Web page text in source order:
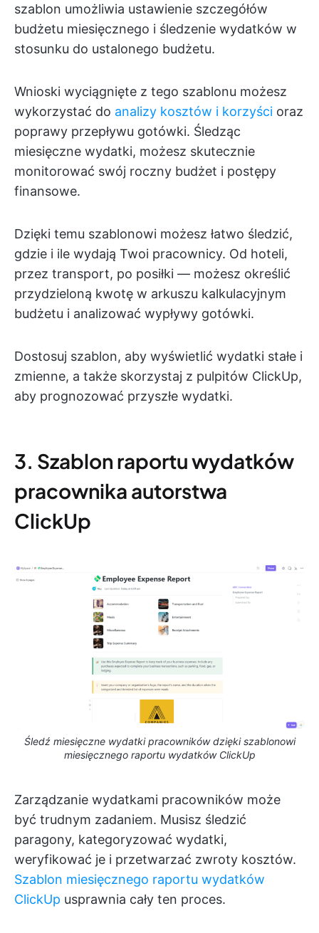
szablon umożliwia ustawienie szczegółów
budżetu miesięcznego i śledzenie wydatków w
stosunku do ustalonego budżetu.
Wnioski wyciągnięte z tego szablonu możesz
wykorzystać do analizy kosztów i korzyści oraz
poprawy przepływu gotówki. Śledząc
miesięczne wydatki, możesz skutecznie
monitorować swój roczny budżet i postępy
finansowe.
Dzięki temu szablonowi możesz łatwo śledzić,
gdzie i ile wydają Twoi pracownicy. Od hoteli,
przez transport, po posiłki — możesz określić
przydzieloną kwotę w arkuszu kalkulacyjnym
budżetu i analizować wypływy gotówki.
Dostosuj szablon, aby wyświetlić wydatki stałe i
zmienne, a także skorzystaj z pulpitów ClickUp,
aby prognozować przyszłe wydatki.
3. Szablon raportu wydatków
pracownika autorstwa
ClickUp
Śledź miesięczne wydatki pracowników dzięki szablonowi
miesięcznego raportu wydatków ClickUp
Zarządzanie wydatkami pracowników może
być trudnym zadaniem. Musisz śledzić
paragony, kategoryzować wydatki,
weryfikować je i przetwarzać zwroty kosztów.
Szablon miesięcznego raportu wydatków
ClickUp usprawnia cały ten proces.